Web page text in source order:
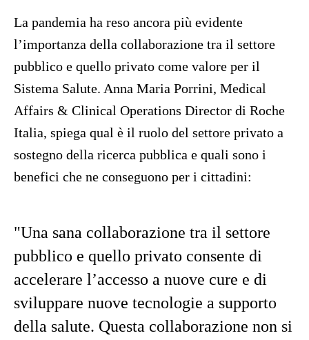
La pandemia ha reso ancora più evidente
l’importanza della collaborazione tra il settore
pubblico e quello privato come valore per il
Sistema Salute. Anna Maria Porrini, Medical
Affairs & Clinical Operations Director di Roche
Italia, spiega qual è il ruolo del settore privato a
sostegno della ricerca pubblica e quali sono i
benefici che ne conseguono per i cittadini:
"Una sana collaborazione tra il settore
pubblico e quello privato consente di
accelerare l’accesso a nuove cure e di
sviluppare nuove tecnologie a supporto
della salute. Questa collaborazione non si